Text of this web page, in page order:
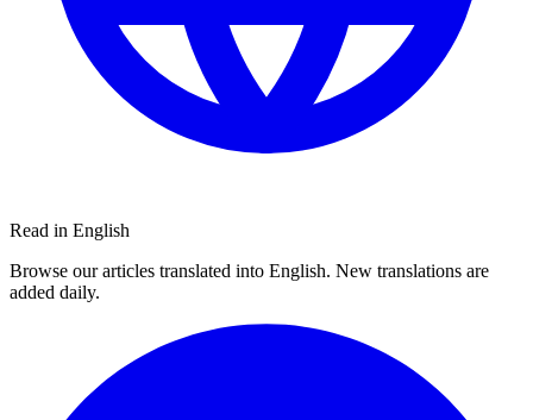
Read in English
Browse our articles translated into English. New translations are
added daily.